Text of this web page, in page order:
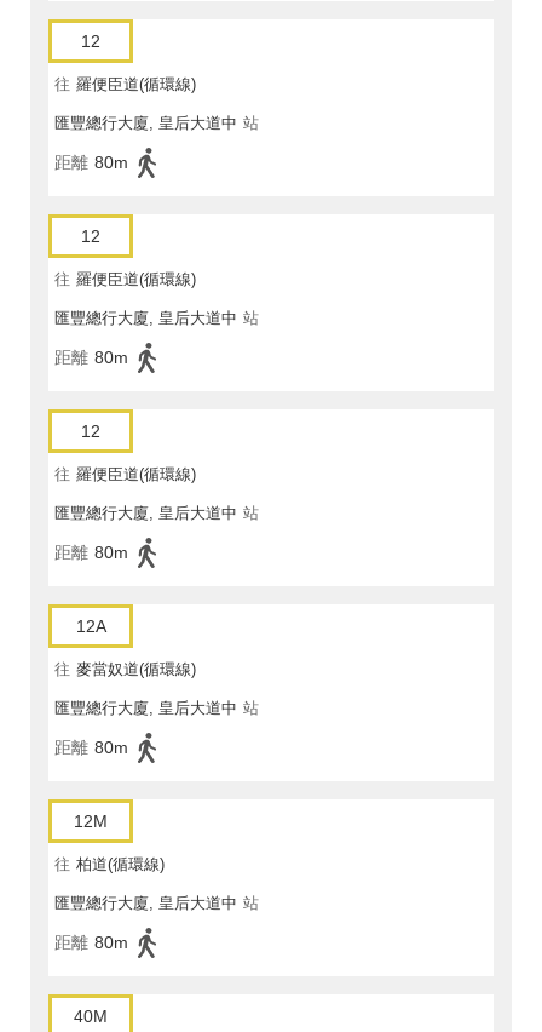
12
往 羅便臣道(循環線)
匯豐總行大廈, 皇后大道中 站
距離 80m
12
往 羅便臣道(循環線)
匯豐總行大廈, 皇后大道中 站
距離 80m
12
往 羅便臣道(循環線)
匯豐總行大廈, 皇后大道中 站
距離 80m
12A
往 麥當奴道(循環線)
匯豐總行大廈, 皇后大道中 站
距離 80m
12M
往 柏道(循環線)
匯豐總行大廈, 皇后大道中 站
距離 80m
40M